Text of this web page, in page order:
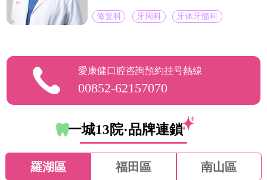
修复科 牙周科 牙体牙髓科
愛康健口腔咨詢預約挂号熱線
00852-62157070
一城13院·品牌連鎖
羅湖區 福田區 南山區